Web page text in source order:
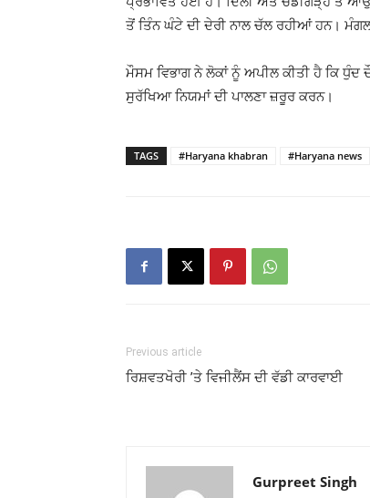
ਤੋਂ ਤਿੰਨ ਘੰਟੇ ਦੀ ਦੇਰੀ ਨਾਲ ਚੱਲ ਰਹੀਆਂ ਹਨ।
ਮੌਸਮ ਵਿਭਾਗ ਨੇ ਲੋਕਾਂ ਨੂੰ ਅਪੀਲ ਕੀਤੀ ਹੈ ਕਿ
ਸੁਰੱਖਿਆ ਨਿਯਮਾਂ ਦੀ ਪਾਲਣਾ ਜ਼ਰੂਰ ਕਰਨ।
TAGS #Haryana khabran #Haryana news
Previous article
ਰਿਸ਼ਵਤਖੋਰੀ ’ਤੇ ਵਿਜੀਲੈਂਸ ਦੀ ਵੱਡੀ ਕਾਰਵਾਈ
Gurpreet Singh